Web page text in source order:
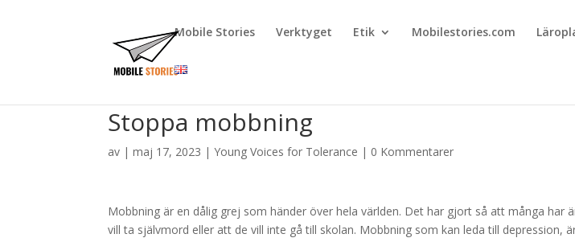
Mobile Stories Verktyget Etik Mobilestories.com
Stoppa mobbning
av |maj 17, 2023 |Young Voices for Tolerance | 0 Kommentarer
Mobbning är en dålig grej som händer över hela världen. Det har gjort så att många har
vill ta självmord eller att de vill inte gå till skolan. Mobbning som kan leda till depression,